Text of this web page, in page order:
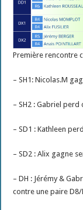
Première rencontre
– SH1: Nicolas.M
– SH2 : Gabriel
– SD1 : Kathleen
– SD2 : Alix gagne
– DH : Jérémy &
contre une paire D8/